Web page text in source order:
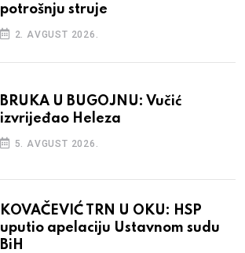
potrošnju struje
2. AVGUST 2026.
BRUKA U BUGOJNU: Vučić
izvrijeđao Heleza
5. AVGUST 2026.
KOVAČEVIĆ TRN U OKU: HSP
uputio apelaciju Ustavnom sudu
BiH